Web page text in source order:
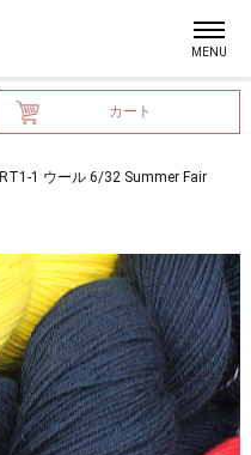
カート
RT1-1 ウール 6/32 Summer Fair